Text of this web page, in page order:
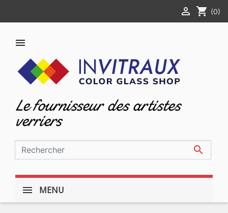
 shopping_cart (0)

Le fournisseur des artistes
verriers

MENU